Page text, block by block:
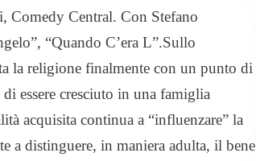
Comedy Central. Con Stefano
“Quando C’era L”.Sullo
la religione finalmente con un punto di
essere cresciuto in una famiglia
acquisita continua a “influenzare” la
a distinguere, in maniera adulta, il bene